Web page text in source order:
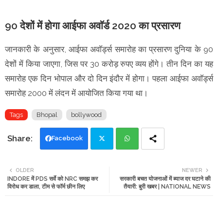
90 देशों में होगा आईफा अवाॅर्ड 2020 का प्रसारण
जानकारी के अनुसार, आईफा अवाॅर्ड्स समारोह का प्रसारण दुनिया के 90
देशों में किया जाएगा, जिस पर 30 करोड़ रुपए व्यय होंगे। तीन दिन का यह
समारोह एक दिन भोपाल और दो दिन इंदौर में होगा। पहला आईफा अवाॅर्ड्स
समारोह 2000 में लंदन में आयोजित किया गया था।
Tags Bhopal bollywood
Facebook
tte ats
NEWER
सरकारी बचत योजनाओं में ब्याज दर घटाने की
तैयारी: बुरी खबर | NATIONAL NEWS
OLDER
INDORE में PDS सर्वे को NRC समझ कर
विरोध कर डाला, टीम से फॉर्म छीन लिए